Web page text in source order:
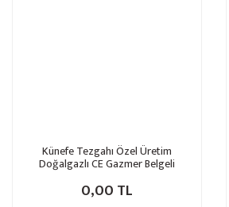
Künefe Tezgahı Özel Üretim
Doğalgazlı CE Gazmer Belgeli
0,00 TL